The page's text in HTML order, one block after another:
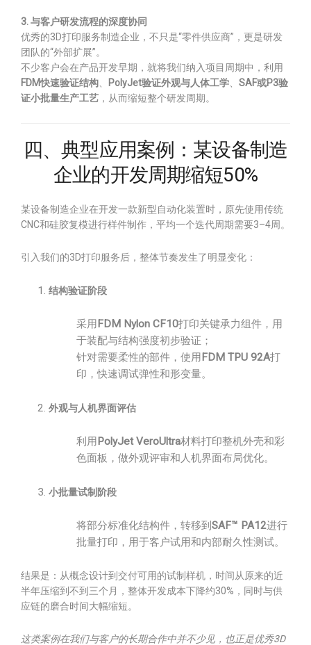
3. 与客户研发流程的深度协同
优秀的3D打印服务制造企业，不只是“零件供应商”，更是研发
团队的“外部扩展”。
不少客户会在产品开发早期，就将我们纳入项目周期中，利用
FDM快速验证结构
PolyJet验证外观与人体工学
SAF或P3验
证小批量生产工艺 ，从而缩短整个研发周期。
四、典型应用案例：某设备制造
企业的开发周期缩短50%
某设备制造企业在开发一款新型自动化装置时，原先使用传统
CNC和硅胶复模进行样件制作，平均一个迭代周期需要3–4周。
引入我们的3D打印服务后，整体节奏发生了明显变化：
结构验证阶段
采用 FDM Nylon CF10打印关键承力组件，用
于装配与结构强度初步验证；
针对需要柔性的部件，使用 FDM TPU 92A打
印，快速调试弹性和形变量。
外观与人机界面评估
利用 PolyJet VeroUltra材料打印整机外壳和彩
色面板，做外观评审和人机界面布局优化。
小批量试制阶段
将部分标准化结构件，转移到 SAF™ PA12进行
批量打印，用于客户试用和内部耐久性测试。
结果是：从概念设计到交付可用的试制样机，时间从原来的近
半年压缩到不到三个月，整体开发成本下降约30%，同时与供
应链的磨合时间大幅缩短。
这类案例在我们与客户的长期合作中并不少见，也正是优秀3D